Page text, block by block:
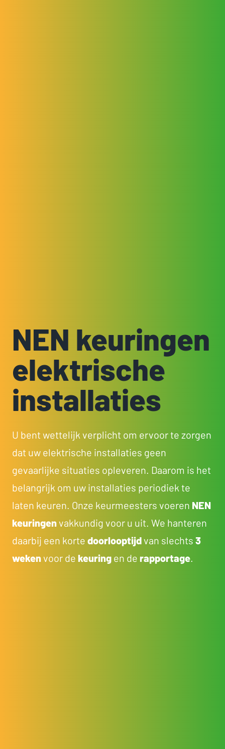
NEN keuringen
elektrische
installaties
U bent wettelijk verplicht om ervoor te zorgen
dat uw elektrische installaties geen
gevaarlijke situaties opleveren. Daarom is het
belangrijk om uw installaties periodiek te
laten keuren. Onze keurmeesters voeren NEN
keuringenvakkundig voor u uit. We hanteren
daarbij een korte doorlooptijdvan slechts 3
wekenvoor de keuring en de rapportage.